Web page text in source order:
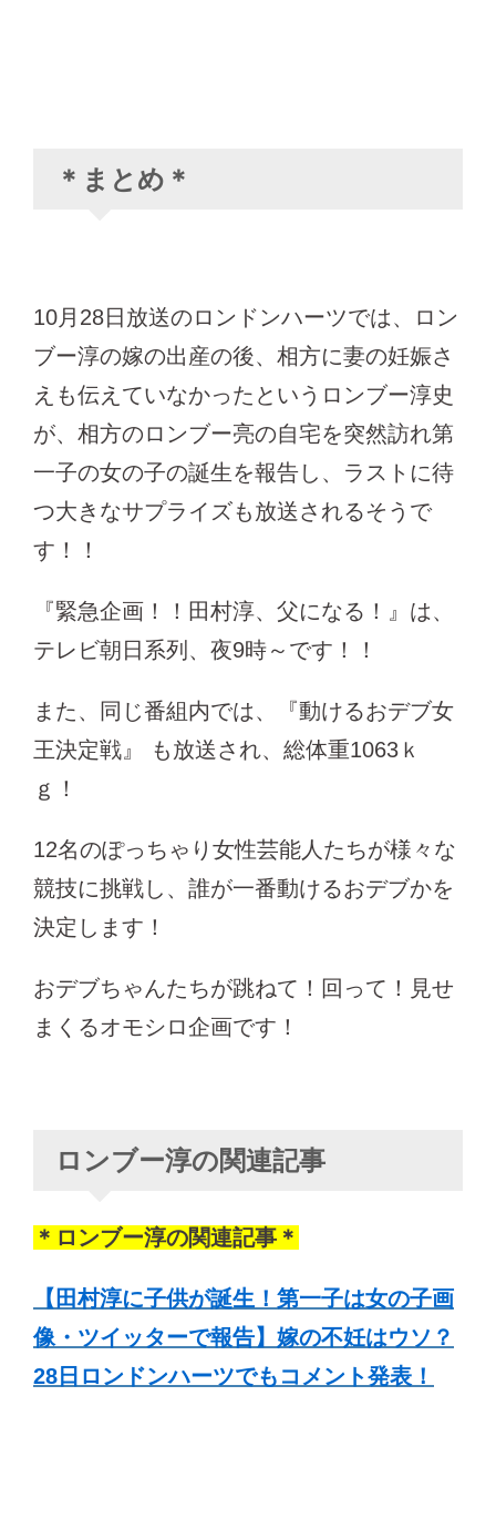
＊まとめ＊
10月28日放送のロンドンハーツでは、ロン
ブー淳の嫁の出産の後、相方に妻の妊娠さ
えも伝えていなかったというロンブー淳史
が、相方のロンブー亮の自宅を突然訪れ第
一子の女の子の誕生を報告し、ラストに待
つ大きなサプライズも放送されるそうで
す！！
『緊急企画！！田村淳、父になる！』は、
テレビ朝日系列、夜9時～です！！
また、同じ番組内では、『動けるおデブ女
王決定戦』 も放送され、総体重1063ｋ
ｇ！
12名のぽっちゃり女性芸能人たちが様々な
競技に挑戦し、誰が一番動けるおデブかを
決定します！
おデブちゃんたちが跳ねて！回って！見せ
まくるオモシロ企画です！
ロンブー淳の関連記事
＊ロンブー淳の関連記事＊
【田村淳に子供が誕生！第一子は女の子画
像・ツイッターで報告】嫁の不妊はウソ？
28日ロンドンハーツでもコメント発表！